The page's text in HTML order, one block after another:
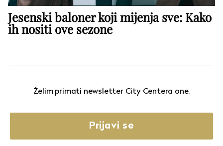
Jesenski baloner koji mijenja sve: Kako
ih nositi ove sezone
Želim primati newsletter City Centera one.
Prijavi se